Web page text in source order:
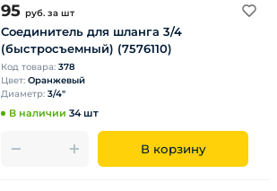
95 руб. за шт
Соединитель для шланга 3/4
(быстросъемный) (7576110)
Код товара: 378
Цвет: Оранжевый
Диаметр: 3/4"
В наличии 34 шт
В корзину